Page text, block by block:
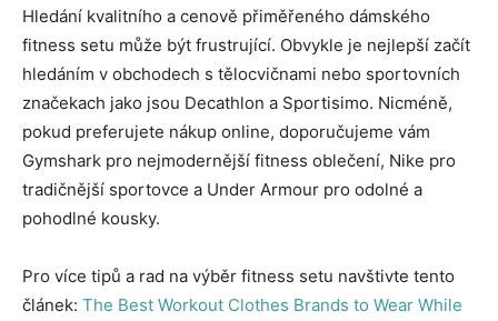
Hledání kvalitního a cenově přiměřeného dámského
fitness setu může být frustrující. Obvykle je nejlepší začít
hledáním v obchodech s tělocvičnami nebo sportovních
značekach jako jsou Decathlon a Sportisimo. Nicméně,
pokud preferujete nákup online, doporučujeme vám
Gymshark pro nejmodernější fitness oblečení, Nike pro
tradičnější sportovce a Under Armour pro odolné a
pohodlné kousky.
Pro více tipů a rad na výběr fitness setu navštivte tento
článek: The Best Workout Clothes Brands to Wear While